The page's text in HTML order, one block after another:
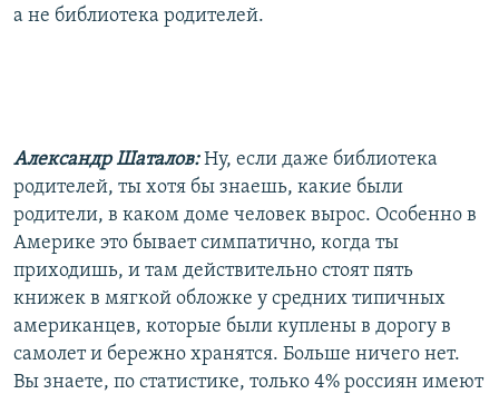
а не библиотека родителей.
Александр Шаталов: Ну, если даже библиотека
родителей, ты хотя бы знаешь, какие были
родители, в каком доме человек вырос. Особенно в
Америке это бывает симпатично, когда ты
приходишь, и там действительно стоят пять
книжек в мягкой обложке у средних типичных
американцев, которые были куплены в дорогу в
самолет и бережно хранятся. Больше ничего нет.
Вы знаете, по статистике, только 4% россиян имеют